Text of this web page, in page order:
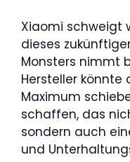
Xiaomi schweigt
dieses
Monsters nimmt
Hersteller könnte
Maximum
schaffen, das
sondern auch
und